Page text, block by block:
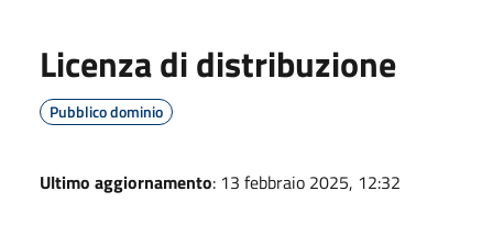
Licenza di distribuzione
Pubblico dominio
Ultimo aggiornamento: 13 febbraio 2025, 12:32